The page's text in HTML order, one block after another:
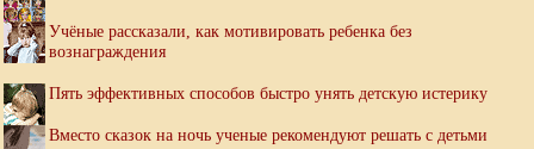
Учёные рассказали, как мотивировать ребенка без
вознаграждения
Пять эффективных способов быстро унять детскую истерику
Вместо сказок на ночь ученые рекомендуют решать с детьми